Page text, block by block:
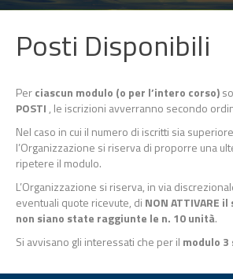
Posti Disponibili
Perciascun modulo (o per l’intero corso)
POSTI , le iscrizioni avverranno secondo
Nel caso in cui il numero di iscritti sia
l’Organizzazione si riserva di proporre una
ripetere il modulo.
L’Organizzazione si riserva, in via
eventuali quote ricevute, di NON ATTIVARE
non siano state raggiunte le n. 10 unità.
Si avvisano gli interessati che per il modulo